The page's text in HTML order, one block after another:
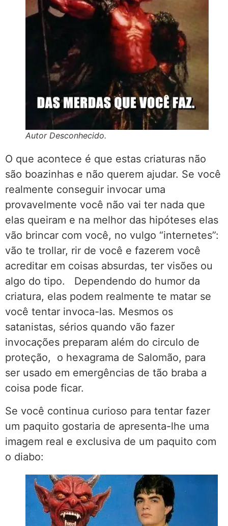
Autor Desconhecido.
O que acontece é que estas criaturas não
são boazinhas e não querem ajudar. Se você
realmente conseguir invocar uma
provavelmente você não vai ter nada que
elas queiram e na melhor das hipóteses elas
vão brincar com você, no vulgo “internetes”:
vão te trollar, rir de você e fazerem você
acreditar em coisas absurdas, ter visões ou
algo do tipo. Dependendo do humor da
criatura, elas podem realmente te matar se
você tentar invoca-las. Mesmos os
satanistas, sérios quando vão fazer
invocações preparam além do circulo de
proteção, o hexagrama de Salomão, para
ser usado em emergências de tão braba a
coisa pode ficar.
Se você continua curioso para tentar fazer
um paquito gostaria de apresenta-lhe uma
imagem real e exclusiva de um paquito com
o diabo: